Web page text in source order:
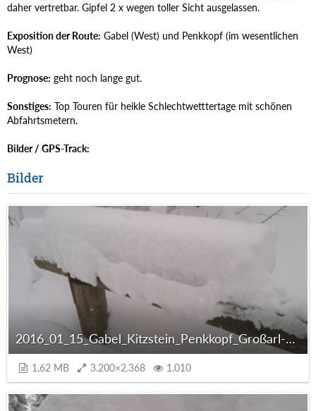
daher vertretbar. Gipfel 2 x wegen toller Sicht ausgelassen.
Exposition der Route: Gabel (West) und Penkkopf (im wesentlichen
West)
Prognose: geht noch lange gut.
Sonstiges: Top Touren für heikle Schlechtwetttertage mit schönen
Abfahrtsmetern.
Bilder / GPS-Track:
Bilder
2016_01_15_Gabel_Kitzstein_Penkkopf_Großarl-001.jpg
1,62 MB 3.200×2.368 1.010